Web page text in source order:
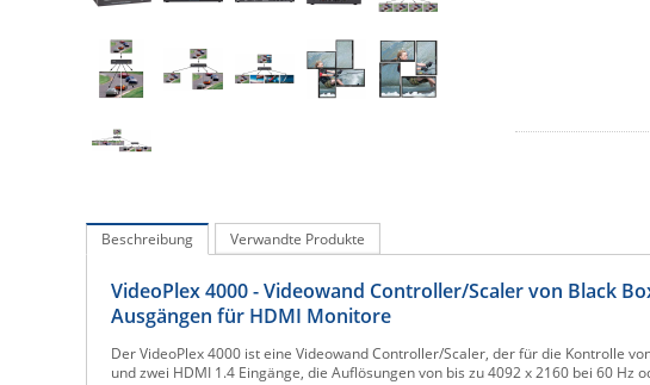
Beschreibung Verwandte Produkte
VideoPlex 4000 - Videowand Controller/Scaler von Black
Ausgängen für HDMI Monitore
Der VideoPlex 4000 ist eine Videowand Controller/Scaler, der für die Kontrolle
und zwei HDMI 1.4 Eingänge, die Auflösungen von bis zu 4092 x 2160 bei 60